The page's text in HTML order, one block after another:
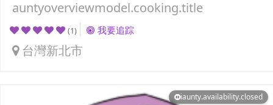
auntyoverviewmodel.cooking.title
(1) 我要追踪
台灣新北市
iaunty.availability.closed